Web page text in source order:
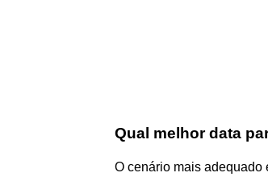
Qual melhor data
O cenário mais adequado